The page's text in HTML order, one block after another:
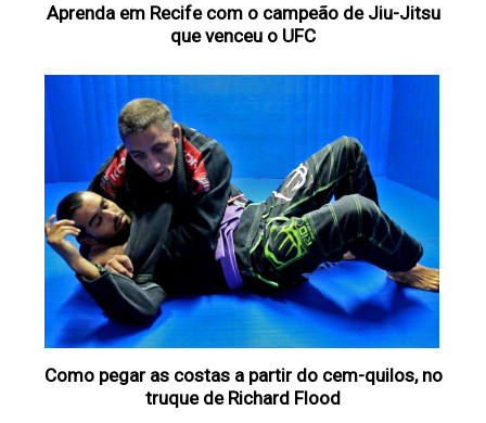
Aprenda em Recife com o campeão de Jiu-Jitsu
que venceu o UFC
Como pegar as costas a partir do cem-quilos, no
truque de Richard Flood